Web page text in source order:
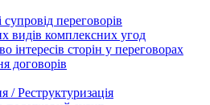
переговорів
видів комплексних угод
інтересів сторін у переговорах
договорів
/ Реструктуризація